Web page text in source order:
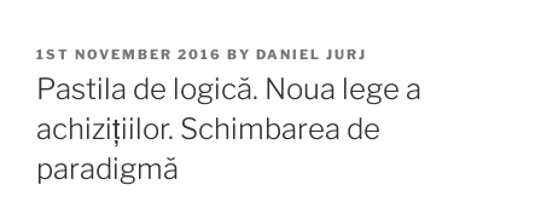
POSTED
ON
1ST NOVEMBER 2016 BY DANIEL JURJ
Pastila de logică. Noua lege a
achizițiilor. Schimbarea de
paradigmă